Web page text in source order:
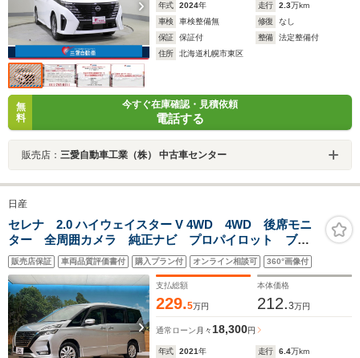
年式 2024年 走行 2.3万km
車検
車検整備無 修復
なし
保証
保証付 整備
法定整備付
住所
北海道札幌市東区
無
料
今すぐ在庫確認・見積依頼
電話する
販売店： 三愛自動車工業（株） 中古車センター
日産
セレナ 2.0 ハイウェイスター V 4WD 4WD 後席モニ
ター 全周囲カメラ 純正ナビ プロパイロット ブラ
インドスポットモニター 両側電動スライドドア デジ
タルインナーミラー LEDヘッドライト オートライ
ト ETC 純正15インチアルミ
販売店保証 車両品質評価書付 購入プラン付 オンライン相談可 360°画像付
支払総額
229.5万円
本体価格
212.3万円
通常ローン 月々 18,300円
年式 2021年 走行 6.4万km